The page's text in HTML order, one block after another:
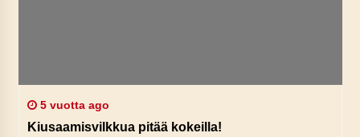
5 vuotta ago
Kiusaamisvilkkua pitää kokeilla!